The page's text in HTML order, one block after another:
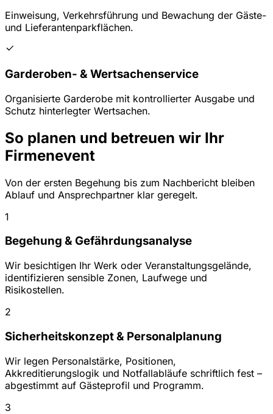
Einweisung, Verkehrsführung und Bewachung der Gäste-
und Lieferantenparkflächen.
Garderoben- & Wertsachenservice
Organisierte Garderobe mit kontrollierter Ausgabe und
Schutz hinterlegter Wertsachen.
So planen und betreuen wir Ihr
Firmenevent
Von der ersten Begehung bis zum Nachbericht bleiben
Ablauf und Ansprechpartner klar geregelt.
1
Begehung & Gefährdungsanalyse
Wir besichtigen Ihr Werk oder Veranstaltungsgelände,
identifizieren sensible Zonen, Laufwege und
Risikostellen.
2
Sicherheitskonzept & Personalplanung
Wir legen Personalstärke, Positionen,
Akkreditierungslogik und Notfallabläufe schriftlich fest –
abgestimmt auf Gästeprofil und Programm.
3